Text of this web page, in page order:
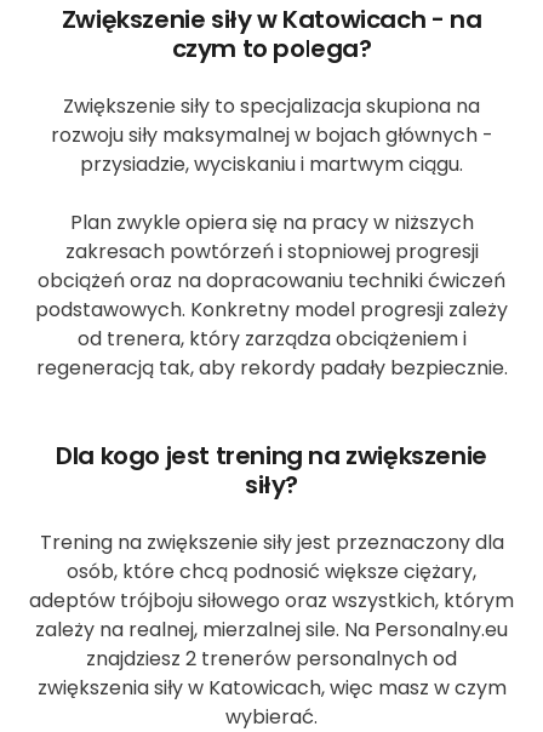
Zwiększenie siły w Katowicach - na
czym to polega?
Zwiększenie siły to specjalizacja skupiona na
rozwoju siły maksymalnej w bojach głównych -
przysiadzie, wyciskaniu i martwym ciągu.
Plan zwykle opiera się na pracy w niższych
zakresach powtórzeń i stopniowej progresji
obciążeń oraz na dopracowaniu techniki ćwiczeń
podstawowych. Konkretny model progresji zależy
od trenera, który zarządza obciążeniem i
regeneracją tak, aby rekordy padały bezpiecznie.
Dla kogo jest trening na zwiększenie
siły?
Trening na zwiększenie siły jest przeznaczony dla
osób, które chcą podnosić większe ciężary,
adeptów trójboju siłowego oraz wszystkich, którym
zależy na realnej, mierzalnej sile. Na Personalny.eu
znajdziesz 2 trenerów personalnych od
zwiększenia siły w Katowicach, więc masz w czym
wybierać.